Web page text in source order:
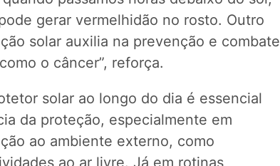
gerar vermelhidão no rosto. Outro
solar auxilia na prevenção e combate
o câncer”, reforça.
solar ao longo do dia é essencial
da proteção, especialmente em
ao ambiente externo, como
ao ar livre. Já em rotinas